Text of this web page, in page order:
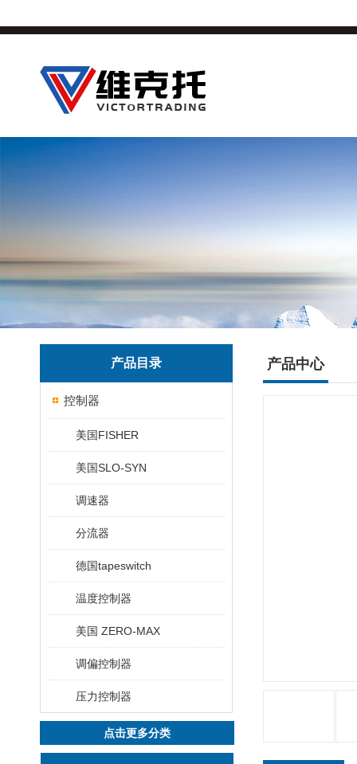
产品目录
控制器
美国FISHER
美国SLO-SYN
调速器
分流器
德国tapeswitch
温度控制器
美国 ZERO-MAX
调偏控制器
压力控制器
点击更多分类
产品中心